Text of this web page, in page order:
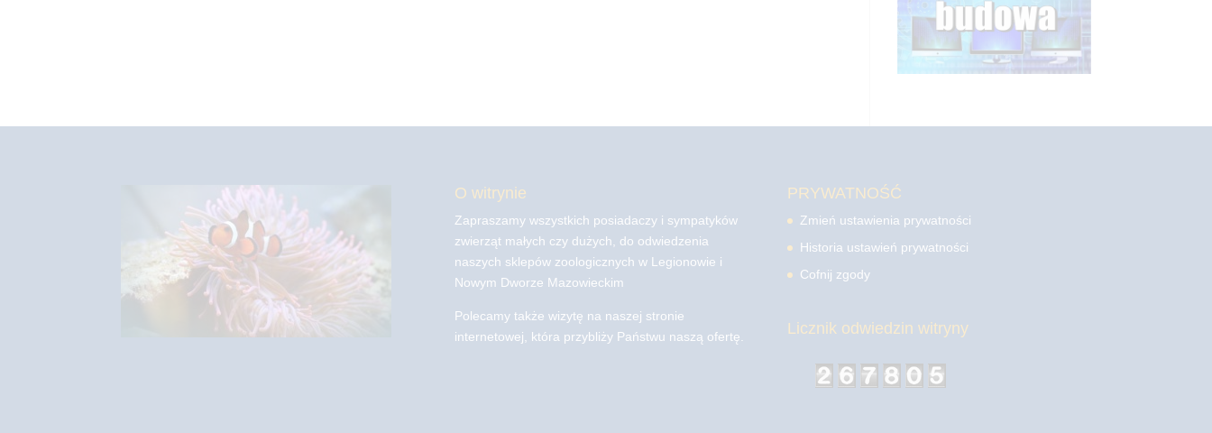
O witrynie
Zapraszamy wszystkich posiadaczy i sympatyków
zwierząt małych czy dużych, do odwiedzenia
naszych sklepów zoologicznych w Legionowie i
Nowym Dworze Mazowieckim
Polecamy także wizytę na naszej stronie
internetowej, która przybliży Państwu naszą ofertę.
PRYWATNOŚĆ
Zmień ustawienia prywatności
Historia ustawień prywatności
Cofnij zgody
Licznik odwiedzin witryny